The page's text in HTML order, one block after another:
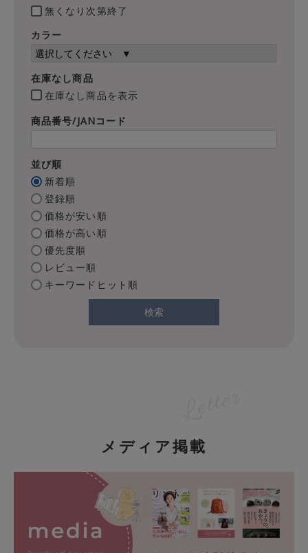
無くなり次第終了
カラー
在庫なし商品
在庫なし商品を表示
商品番号/JANコード
並び順
新着順
登録順
価格が安い順
価格が高い順
優先度順
レビュー順
キーワードヒット順
検索
メディア掲載